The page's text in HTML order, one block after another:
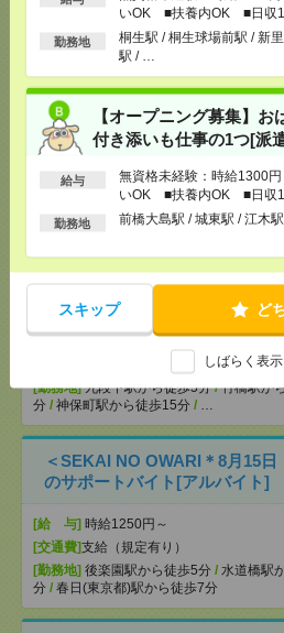
いOK ■扶養内OK ■日収1
以上
勤務地
桐生駅 / 桐生球場前駅 / 新
駅 / …
【オープニング募集】
付き添いも仕事の1つ[派
給与
無資格未経験：時給1300
いOK ■扶養内OK ■日収1
以上
勤務地 前橋大島駅 / 城東駅 / 江木駅
スキップ ど
しばらく表
交通費全額支給（ガソリン代も
[勤務地]前橋大島駅/ 城東駅/江木駅 /…
【シフト自由・現金手渡しOK
充電を繋げるだけ！[派遣]
り） ■初勤務手当あり ※規定による
新宿駅から徒歩/ 新宿三丁目駅か
高田馬場駅から徒歩/…
＜日本を代表するバンド＊サカ
公演のサポートバイト＠日本武
時給1250円～
[勤務地]九段下駅から徒歩5分/竹橋駅か
分 / 神保町駅から徒歩15分 / …
＜SEKAI NO OWARI＊8月15
のサポートバイト[アルバイト]
[給 与] 時給1250円～
[交通費]支給（規定有り）
[勤務地] 後楽園駅から徒歩5分 / 水道橋駅
分 / 春日(東京都)駅から徒歩7分